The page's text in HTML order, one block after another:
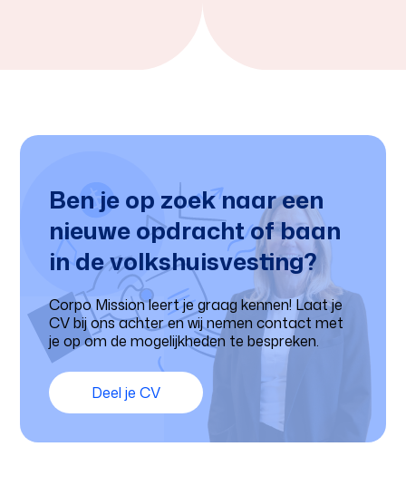
Ben je op zoek naar een
nieuwe opdracht of baan
in de volkshuisvesting?
Corpo Mission leert je graag kennen! Laat je
CV bij ons achter en wij nemen contact met
je op om de mogelijkheden te bespreken.
Deel je CV